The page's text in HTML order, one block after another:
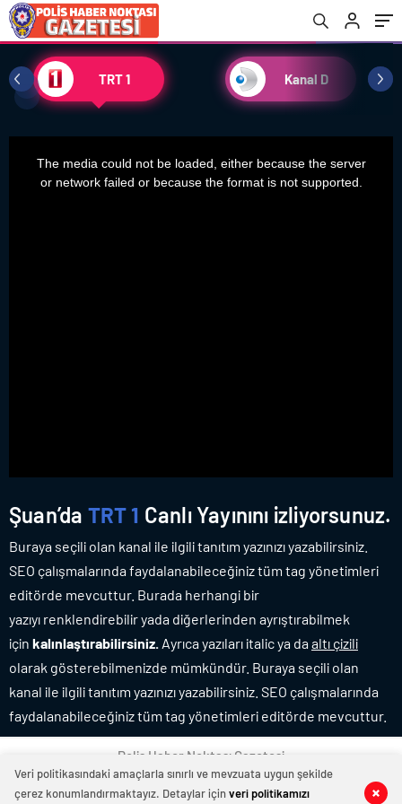
TRT 1 Kanal D
The media could not be loaded, either because the server
or network failed or because the format is not supported.
Şuan’da TRT 1 Canlı Yayınını izliyorsunuz.
Buraya seçili olan kanal ile ilgili tanıtım yazınızı yazabilirsiniz.
SEO çalışmalarında faydalanabileceğiniz tüm tag yönetimleri
editörde mevcuttur. Burada herhangi bir
yazıyı renklendirebilir yada diğerlerinden ayrıştırabilmek
için kalınlaştırabilirsiniz. Ayrıca yazıları italic ya da altı çizili
olarak gösterebilmenizde mümkündür. Buraya seçili olan
kanal ile ilgili tanıtım yazınızı yazabilirsiniz. SEO çalışmalarında
faydalanabileceğiniz tüm tag yönetimleri editörde mevcuttur.
Polis Haber Noktası Gazetesi
Veri politikasındaki amaçlarla sınırlı ve mevzuata uygun şekilde
çerez konumlandırmaktayız. Detaylar içinveri politikamızı